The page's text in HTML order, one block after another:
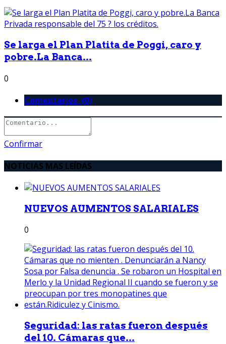
Se larga el Plan Platita de Poggi, caro y
pobre.La Banca...
0
Comentarios (0)
Confirmar
NOTICIAS MAS LEÍDAS
NUEVOS AUMENTOS SALARIALES
0
Seguridad: las ratas fueron después
del 10. Cámaras que...